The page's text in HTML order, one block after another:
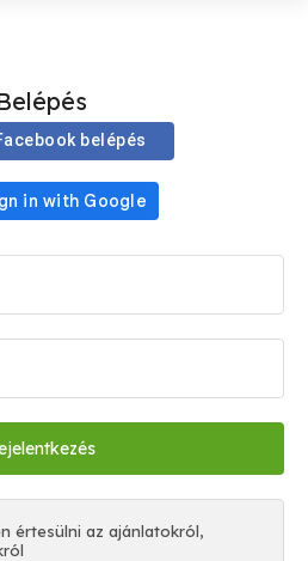
belépés
értesülni az ajánlatokról,